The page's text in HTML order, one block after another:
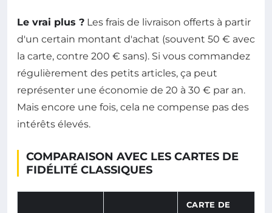
Le vrai plus ? Les frais de livraison offerts à partir
d'un certain montant d'achat (souvent 50 € avec
la carte, contre 200 € sans). Si vous commandez
régulièrement des petits articles, ça peut
représenter une économie de 20 à 30 € par an.
Mais encore une fois, cela ne compense pas des
intérêts élevés.
COMPARAISON AVEC LES CARTES DE
FIDÉLITÉ CLASSIQUES
CARTE DE